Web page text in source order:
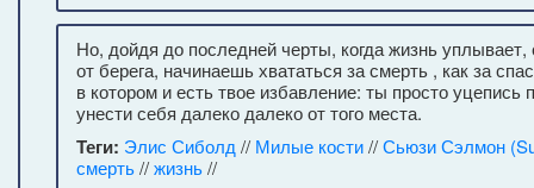
Но, дойдя до последней черты, когда жизнь уплывает,
от берега, начинаешь хвататься за смерть , как за
в котором и есть твое избавление: ты просто уцепись
унести себя далеко далеко от того места.
Теги: Элис Сиболд // Милые кости//Сьюзи Сэлмон
смерть//жизнь//